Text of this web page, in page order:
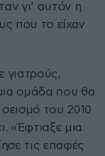
γι’ αυτόν η
που το είχαν
γιατρούς,
ομάδα που θα
του 2010
«Έφτιαξε μια
τις επαφές